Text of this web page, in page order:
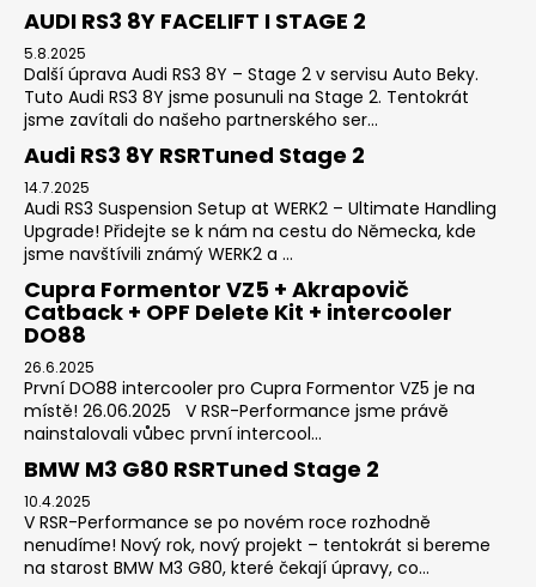
AUDI RS3 8Y FACELIFT I STAGE 2
5.8.2025
Další úprava Audi RS3 8Y – Stage 2 v servisu Auto Beky.
Tuto Audi RS3 8Y jsme posunuli na Stage 2. Tentokrát
jsme zavítali do našeho partnerského ser...
Audi RS3 8Y RSRTuned Stage 2
14.7.2025
Audi RS3 Suspension Setup at WERK2 – Ultimate Handling
Upgrade! Přidejte se k nám na cestu do Německa, kde
jsme navštívili známý WERK2 a ...
Cupra Formentor VZ5 + Akrapovič
Catback + OPF Delete Kit + intercooler
DO88
26.6.2025
První DO88 intercooler pro Cupra Formentor VZ5 je na
místě! 26.06.2025 V RSR-Performance jsme právě
nainstalovali vůbec první intercool...
BMW M3 G80 RSRTuned Stage 2
10.4.2025
V RSR-Performance se po novém roce rozhodně
nenudíme! Nový rok, nový projekt – tentokrát si bereme
na starost BMW M3 G80, které čekají úpravy, co...